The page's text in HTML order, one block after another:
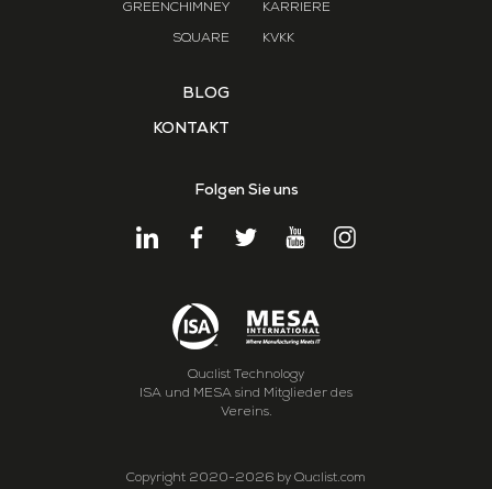
GREENCHIMNEY
SQUARE
KARRIERE
KVKK
BLOG
KONTAKT
Qualist Technology
ISA und MESA sind Mitglieder des
Vereins.
Folgen Sie uns
Copyright 2020-2026 by Qualist.com